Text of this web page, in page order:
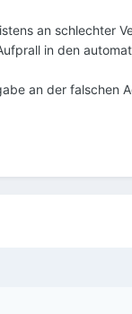
an schlechter
in den
an der falschen